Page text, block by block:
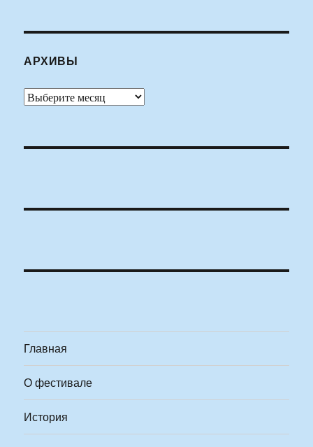
АРХИВЫ
Архивы
Главная
О фестивале
История